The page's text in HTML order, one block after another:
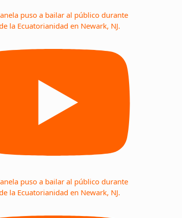
puso a bailar al público durante
la Ecuatorianidad en Newark, NJ.
puso a bailar al público durante
la Ecuatorianidad en Newark, NJ.